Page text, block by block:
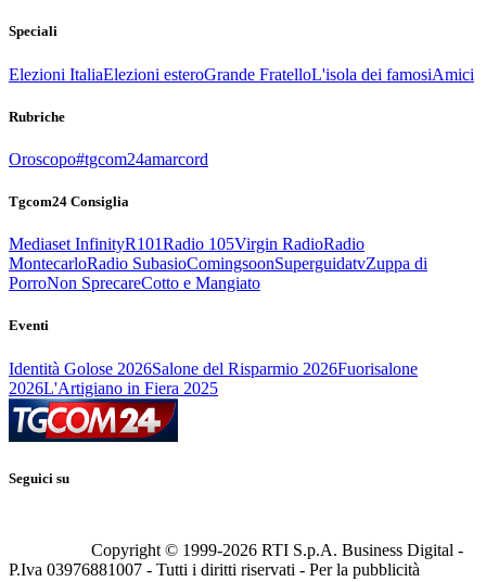
Speciali
Elezioni ItaliaElezioni esteroGrande FratelloL'isola dei famosiAmici
Rubriche
Oroscopo#tgcom24amarcord
Tgcom24 Consiglia
Mediaset InfinityR101Radio 105Virgin RadioRadio
MontecarloRadio SubasioComingsoonSuperguidatvZuppa di
PorroNon SprecareCotto e Mangiato
Eventi
Identità Golose 2026Salone del Risparmio 2026Fuorisalone
2026L'Artigiano in Fiera 2025
Seguici su
Copyright © 1999-2026 RTI S.p.A. Business Digital -
P.Iva 03976881007 - Tutti i diritti riservati - Per la pubblicità